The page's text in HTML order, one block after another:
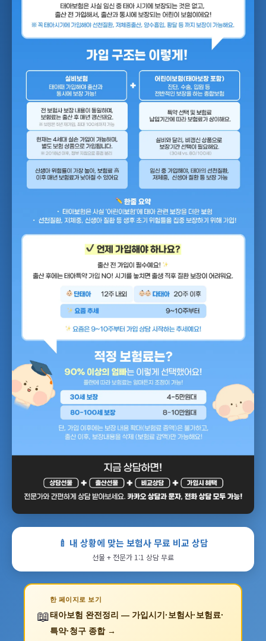
🍼 내 상황에 맞는 보험사 무료 비교 상담
선물 + 전문가 1:1 상담 무료
📖
한 페이지로 보기
태아보험 완전정리 — 가입시기·보험사·보험료·
특약·청구 종합 →